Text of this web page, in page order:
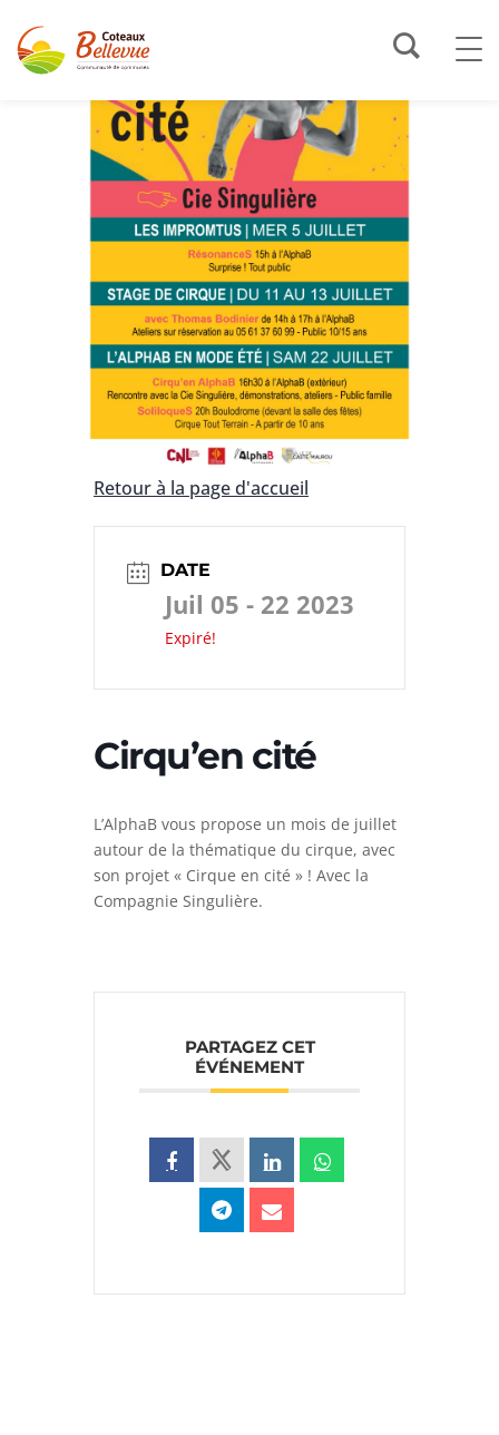
Retour à la page d'accueil
DATE
Juil 05 - 22 2023
Expiré!
Cirqu’en cité
L’AlphaB vous propose un mois de juillet
autour de la thématique du cirque, avec
son projet « Cirque en cité » ! Avec la
Compagnie Singulière.
PARTAGEZ CET
ÉVÉNEMENT